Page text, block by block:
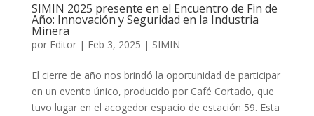
SIMIN 2025 presente en el Encuentro de Fin de
Año: Innovación y Seguridad en la Industria
Minera
por Editor| Feb 3, 2025 | SIMIN
El cierre de año nos brindó la oportunidad de participar
en un evento único, producido por Café Cortado, que
tuvo lugar en el acogedor espacio de estación 59. Esta